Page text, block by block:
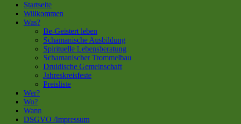
Startseite
Willkommen
Was?
Be-Geistert leben
Schamanische Ausbildung
Spirituelle Lebensberatung
Schamanischer Trommelbau
Druidische Gemeinschaft
Jahreskreisfeste
Preisliste
Wer?
Wo?
Wann
DSGVO /Impressum